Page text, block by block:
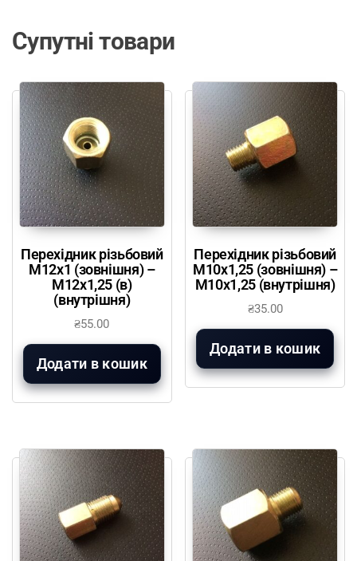
Супутні товари
Перехідник різьбовий
М12х1 (зовнішня) –
М12х1,25 (в)
(внутрішня)
₴55.00
Додати в кошик
Перехідник різьбовий
М10х1,25 (зовнішня) –
М10х1,25 (внутрішня)
₴35.00
Додати в кошик